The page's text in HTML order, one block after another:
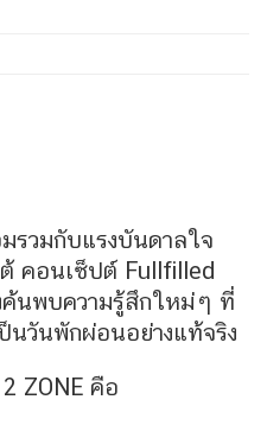
รวมกับแรงบันดาลใจ
คอนเซ็ปต์ Fullfilled
นพบความรู้สึกใหม่ๆ ที่
วันพักผ่อนอย่างแท้จริง
ZONE คือ